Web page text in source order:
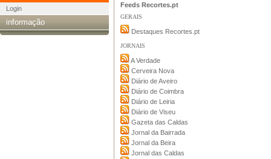
Login
informação
Feeds Recortes.pt
GERAIS
Destaques Recortes.pt
JORNAIS
A Verdade
Cerveira Nova
Diário de Aveiro
Diário de Coimbra
Diário de Leiria
Diário de Viseu
Gazeta das Caldas
Jornal da Bairrada
Jornal da Beira
Jornal das Caldas